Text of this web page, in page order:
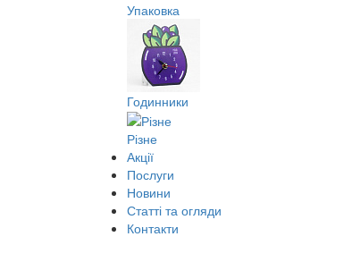
Упаковка
Годинники
Різне
Акції
Послуги
Новини
Статті та огляди
Контакти